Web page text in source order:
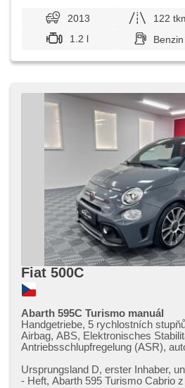
2013 122
1.2 l
Benzin
Fiat 500C
Abarth 595C Turismo manuál
Handgetriebe, 5 rychlostních
Airbag, ABS, Elektronisches
Antriebsschlupfregelung (ASR),
Xenonscheinwerfer, LED denní
'EURO VI', Bordcomputer, digitální
Ursprungsland D,​ erster Inhaber,​
- Heft,​ Abarth 595 Turismo Cabrio